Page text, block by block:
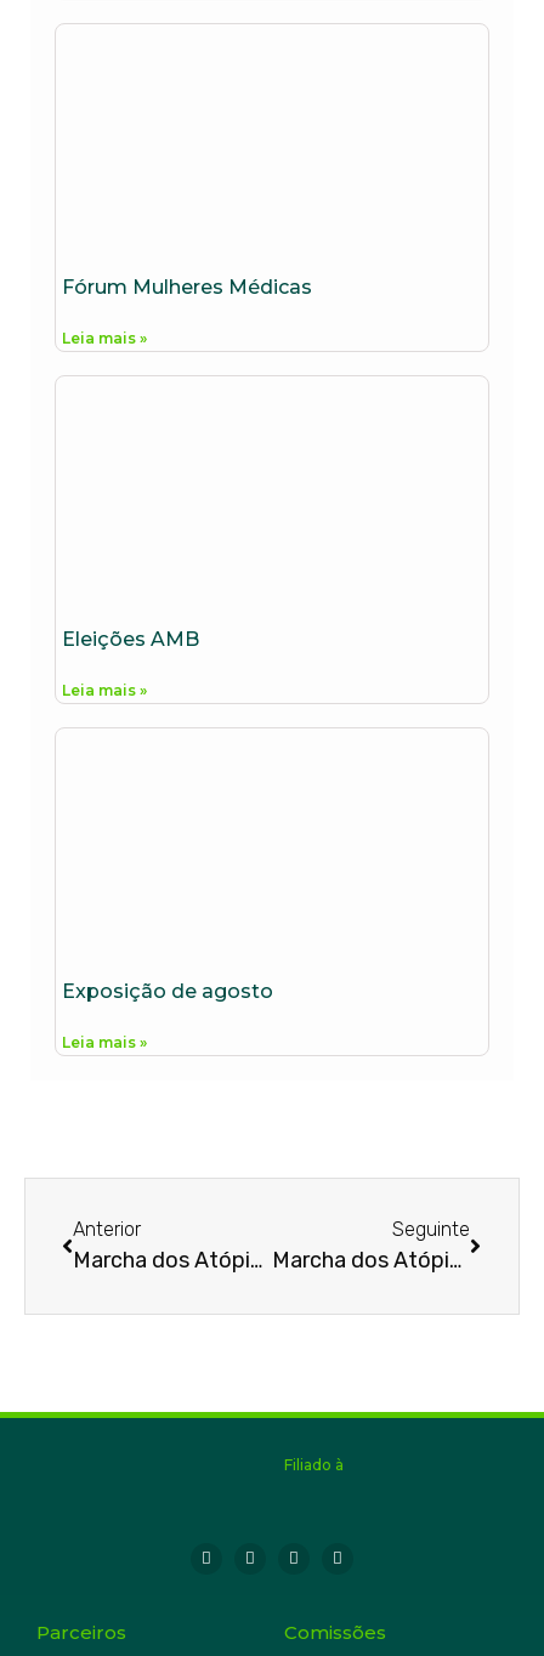
Fórum Mulheres Médicas
Leia mais »
Eleições AMB
Leia mais »
Exposição de agosto
Leia mais »
Anterior
Marcha dos Atópicos
Seguinte
Marcha dos Atópicos – Asbai
Filiado à
Parceiros Comissões